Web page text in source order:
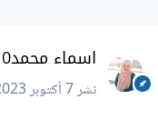
اسماء محمد10
نشر7 أكتوبر 2023